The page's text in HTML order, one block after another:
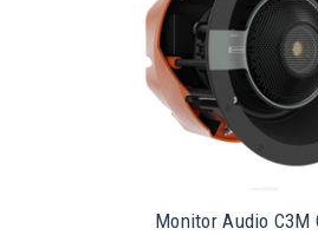
Monitor Audio C3M